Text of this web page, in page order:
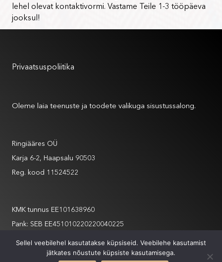
lehel olevat kontaktivormi. Vastame Teile 1-3 tööpäeva
jooksul!
Privaatsuspoliitika
Oleme laia teenuste ja toodete valikuga sisustussalong.
Ringiääres OÜ
Karja 6-2, Haapsalu 90503
Reg. kood 11524522
KMK tunnus EE101638960
Pank: SEB EE451010220220040225
info@ringiaares.com
+372 508 6565
Sellel veebilehel kasutatakse küpsiseid. Veebilehe kasutamist
jätkates nõustute küpsiste kasutamisega.